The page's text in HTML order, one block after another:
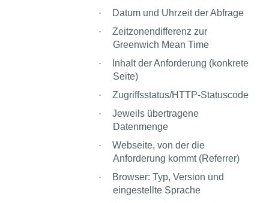
·
Datum und Uhrzeit der Abfrage
·
Zeitzonendifferenz zur
Greenwich Mean Time
·
Inhalt der Anforderung (konkrete
Seite)
·
Zugriffsstatus/HTTP-Statuscode
·
Jeweils übertragene
Datenmenge
·
Webseite, von der die
Anforderung kommt (Referrer)
·
Browser: Typ, Version und
eingestellte Sprache